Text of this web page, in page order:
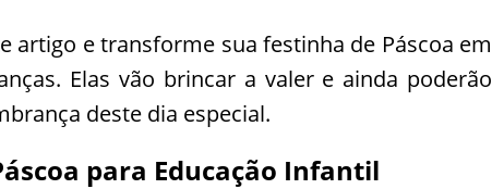
artigo e transforme sua festinha de Páscoa em
Elas vão brincar a valer e ainda poderão
deste dia especial.
para Educação Infantil